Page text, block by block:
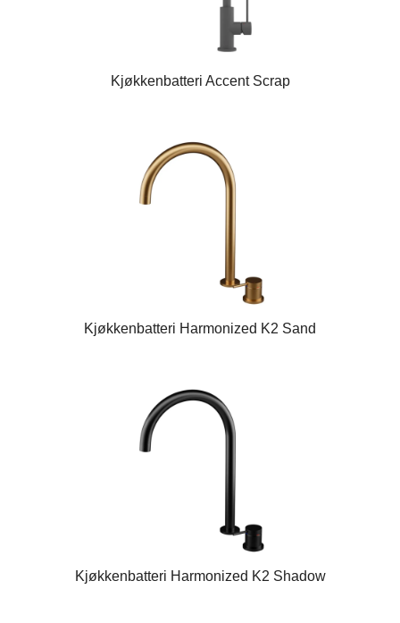
Kjøkkenbatteri Accent Scrap
Kjøkkenbatteri Harmonized K2 Sand
Kjøkkenbatteri Harmonized K2 Shadow